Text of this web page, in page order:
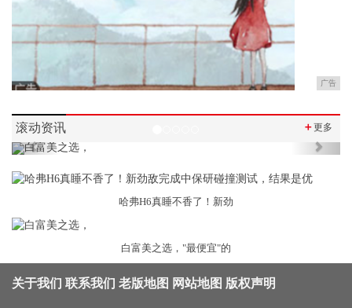
广告
滚动资讯 ＋更多
Previous Next
哈弗H6真睡不香了！新劲
白富美之选，"最便宜"的
关于我们 联系我们 老版地图 网站地图 版权声明